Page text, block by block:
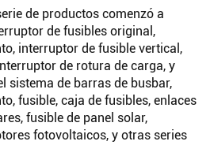
de productos comenzó a
de fusibles original,
interruptor de fusible vertical,
de rotura de carga, y
sistema de barras de busbar,
fusible, caja de fusibles, enlaces
fusible de panel solar,
fotovoltaicos, y otras series